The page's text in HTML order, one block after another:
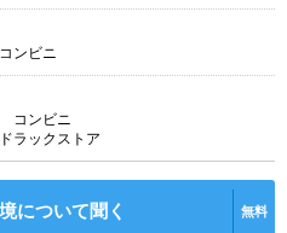
ンビニ
コンビニ
ラックストア
について聞く 無料